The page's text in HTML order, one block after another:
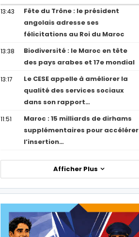
13:43
Fête du Trône : le président
angolais adresse ses
félicitations au Roi du Maroc
13:38
Biodiversité : le Maroc en tête
des pays arabes et 17e mondial
13:17
Le CESE appelle à améliorer la
qualité des services sociaux
dans son rapport…
11:51
Maroc : 15 milliards de dirhams
supplémentaires pour accélérer
l’insertion…
Afficher Plus